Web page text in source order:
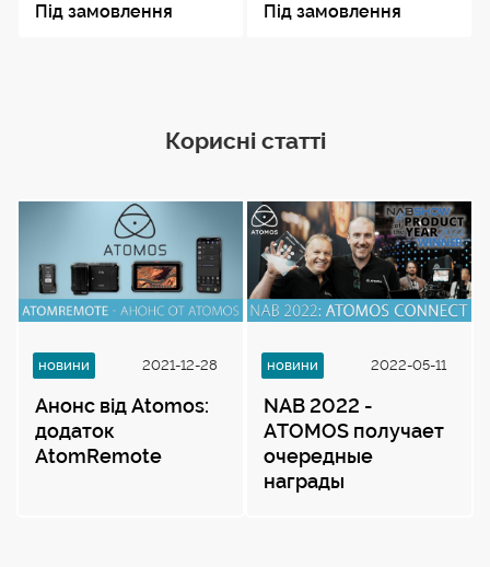
Під замовлення Під замовлення
Корисні статті
новини 2021-12-28
Анонс від Atomos:
додаток
AtomRemote
новини 2022-05-11
NAB 2022 -
ATOMOS получает
очередные
награды